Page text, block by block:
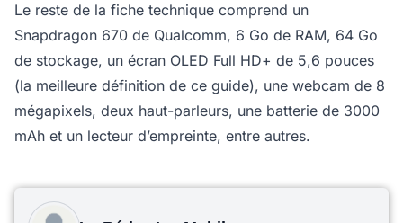
Le reste de la fiche technique comprend un
Snapdragon 670 de Qualcomm, 6 Go de RAM, 64 Go
de stockage, un écran OLED Full HD+ de 5,6 pouces
(la meilleure définition de ce guide), une webcam de 8
mégapixels, deux haut-parleurs, une batterie de 3000
mAh et un lecteur d’empreinte, entre autres.